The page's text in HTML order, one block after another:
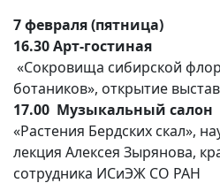
7 февраля (пятница)
16.30 Арт-гостиная
«Сокровища сибирской
ботаников», открытие
17.00 Музыкальный салон
«Растения Бердских скал»,
лекция Алексея Зырянова,
сотрудника ИСиЭЖ СО РАН